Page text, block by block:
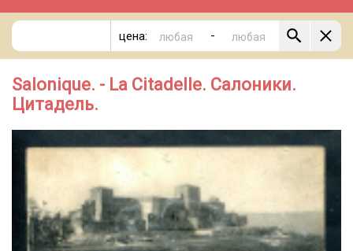
цена: -
Salonique. - La Citadelle. Салоники.
Цитадель.